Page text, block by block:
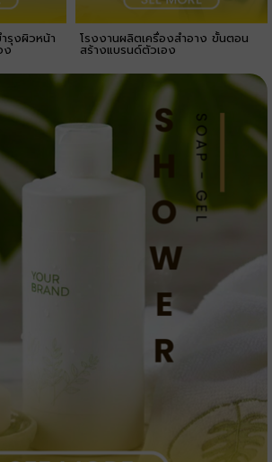
รุงผิวหน้า
ง
โรงงานผลิตเครื่องสำอาง ขั้นตอน
สร้างแบรนด์ตัวเอง